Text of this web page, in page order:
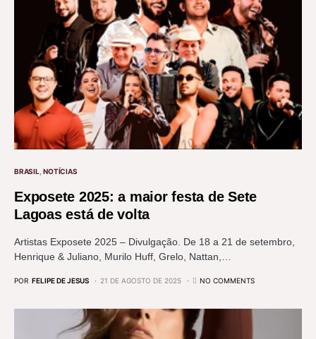
BRASIL NOTÍCIAS
Exposete 2025: a maior festa de Sete
Lagoas está de volta
Artistas Exposete 2025 – Divulgação. De 18 a 21 de setembro,
Henrique & Juliano, Murilo Huff, Grelo, Nattan,…
POR FELIPE DE JESUS 21 DE AGOSTO DE 2025 NO COMMENTS